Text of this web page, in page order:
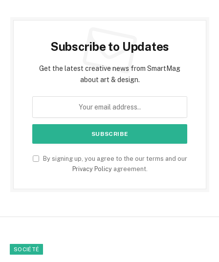
Subscribe to Updates
Get the latest creative news from SmartMag
about art & design.
By signing up, you agree to the our terms and our
Privacy Policyagreement.
SOCIÉTÉ